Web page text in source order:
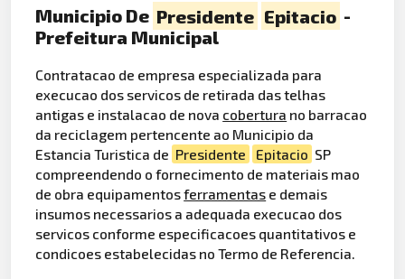
Municipio De Presidente Epitacio -
Prefeitura Municipal
Contratacao de empresa especializada para
execucao dos servicos de retirada das telhas
antigas e instalacao de nova cobertura no barracao
da reciclagem pertencente ao Municipio da
Estancia Turistica de Presidente Epitacio SP
compreendendo o fornecimento de materiais mao
de obra equipamentosferramentas e demais
insumos necessarios a adequada execucao dos
servicos conforme especificacoes quantitativos e
condicoes estabelecidas no Termo de Referencia.